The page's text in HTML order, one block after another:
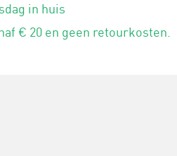
in huis
€ 20 en geen retourkosten.